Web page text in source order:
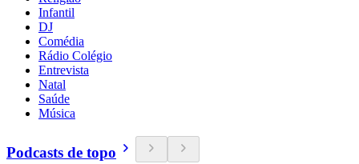
Infantil
DJ
Comédia
Rádio Colégio
Entrevista
Natal
Saúde
Música
Podcasts de topo